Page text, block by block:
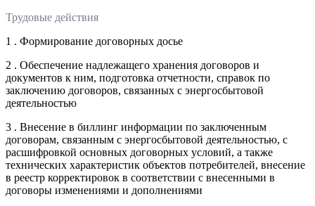
Трудовые действия
1 . Формирование договорных досье
2 . Обеспечение надлежащего хранения договоров и
документов к ним, подготовка отчетности, справок по
заключению договоров, связанных с энергосбытовой
деятельностью
3 . Внесение в биллинг информации по заключенным
договорам, связанным с энергосбытовой деятельностью, с
расшифровкой основных договорных условий, а также
технических характеристик объектов потребителей, внесение
в реестр корректировок в соответствии с внесенными в
договоры изменениями и дополнениями